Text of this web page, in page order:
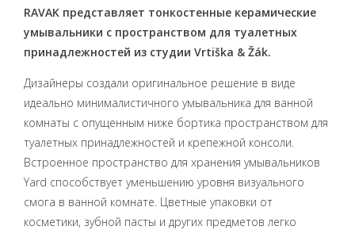
RAVAK представляет тонкостенные керамические
умывальники с пространством для туалетных
принадлежностей из студии Vrtiška & Žák.
Дизайнеры создали оригинальное решение в виде
идеально минималистичного умывальника для ванной
комнаты с опущенным ниже бортика пространством для
туалетных принадлежностей и крепежной консоли.
Встроенное пространство для хранения умывальников
Yard способствует уменьшению уровня визуального
смога в ванной комнате. Цветные упаковки от
косметики, зубной пасты и других предметов легко